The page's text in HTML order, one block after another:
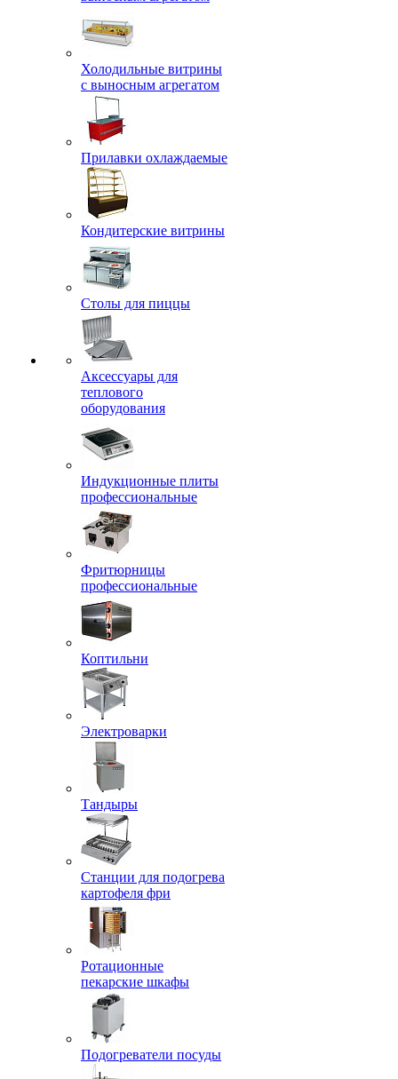
Холодильные витрины
с выносным агрегатом
Прилавки охлаждаемые
Кондитерские витрины
Столы для пиццы
Аксессуары для
теплового
оборудования
Индукционные плиты
профессиональные
Фритюрницы
профессиональные
Коптильни
Электроварки
Тандыры
Станции для подогрева
картофеля фри
Ротационные
пекарские шкафы
Подогреватели посуды